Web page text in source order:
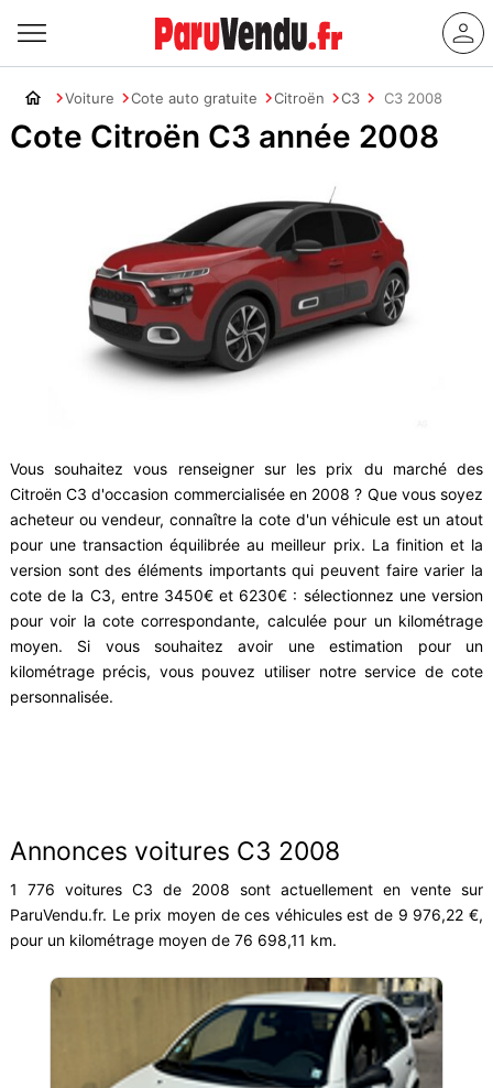
Voiture Cote auto gratuite Citroën C3 C3 2008
Cote Citroën C3 année 2008
Vous souhaitez vous renseigner sur les prix du marché des
Citroën C3 d'occasion commercialisée en 2008 ? Que vous soyez
acheteur ou vendeur, connaître la cote d'un véhicule est un atout
pour une transaction équilibrée au meilleur prix. La finition et la
version sont des éléments importants qui peuvent faire varier la
cote de la C3, entre 3450€ et 6230€ : sélectionnez une version
pour voir la cote correspondante, calculée pour un kilométrage
moyen. Si vous souhaitez avoir une estimation pour un
kilométrage précis, vous pouvez utiliser notre service de cote
personnalisée.
Annonces voitures C3 2008
1 776 voitures C3 de 2008 sont actuellement en vente sur
ParuVendu.fr. Le prix moyen de ces véhicules est de 9 976,22 €,
pour un kilométrage moyen de 76 698,11 km.